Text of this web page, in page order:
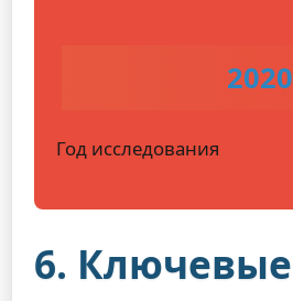
2020
Год исследования
6. Ключевые